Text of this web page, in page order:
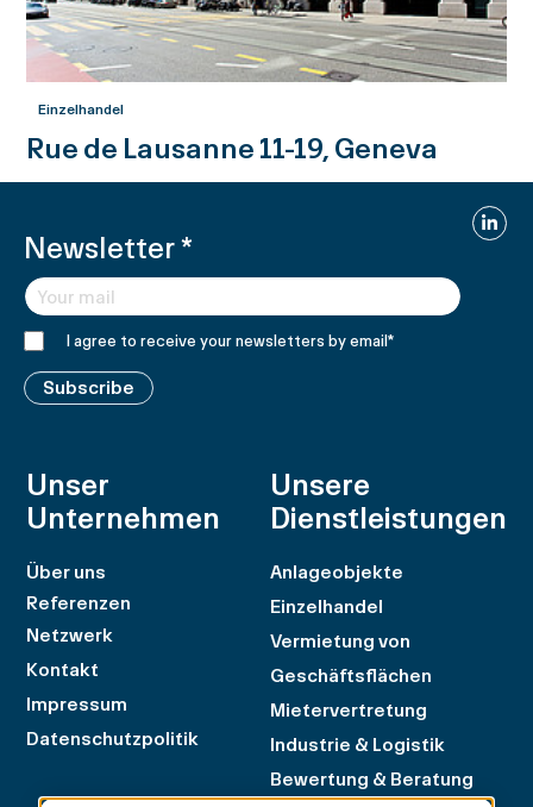
Einzelhandel
Rue de Lausanne 11-19, Geneva
Newsletter*
I agree to receive your newsletters by email*
Subscribe
Unser
Unternehmen
Über uns
Referenzen
Netzwerk
Kontakt
Impressum
Datenschutzpolitik
Unsere
Dienstleistungen
Anlageobjekte
Einzelhandel
Vermietung von
Geschäftsflächen
Mietervertretung
Industrie & Logistik
Bewertung & Beratung